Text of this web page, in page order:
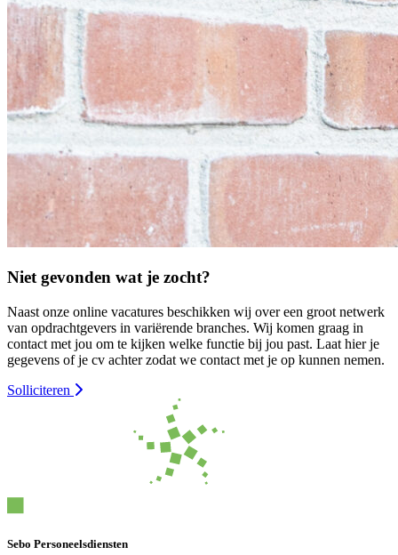
Niet gevonden wat je zocht?
Naast onze online vacatures beschikken wij over een groot netwerk
van opdrachtgevers in variërende branches. Wij komen graag in
contact met jou om te kijken welke functie bij jou past. Laat hier je
gegevens of je cv achter zodat we contact met je op kunnen nemen.
Solliciteren
Sebo Personeelsdiensten